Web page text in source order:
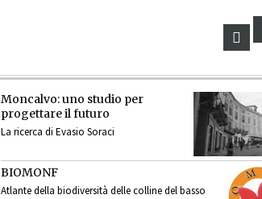
Moncalvo: uno studio per
progettare il futuro
La ricerca di Evasio Soraci
BIOMONF
Atlante della biodiversità delle colline del basso